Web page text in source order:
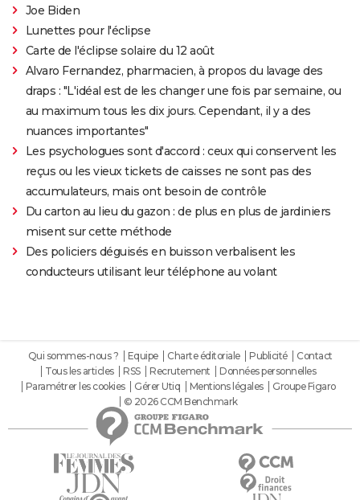
Joe Biden
Lunettes pour l'éclipse
Carte de l'éclipse solaire du 12 août
Alvaro Fernandez, pharmacien, à propos du lavage des
draps : "L'idéal est de les changer une fois par semaine, ou
au maximum tous les dix jours. Cependant, il y a des
nuances importantes"
Les psychologues sont d'accord : ceux qui conservent les
reçus ou les vieux tickets de caisses ne sont pas des
accumulateurs, mais ont besoin de contrôle
Du carton au lieu du gazon : de plus en plus de jardiniers
misent sur cette méthode
Des policiers déguisés en buisson verbalisent les
conducteurs utilisant leur téléphone au volant
Qui sommes-nous ? Equipe Charte éditoriale Publicité
Contact
Tous les articles
RSS Recrutement
Données personnelles
Paramétrer les cookies
Gérer Utiq Mentions légales
Groupe Figaro
© 2026 CCM Benchmark